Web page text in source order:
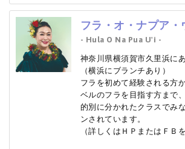
フラ・オ・ナプア・
- Hula O Na Pua U'i -
神奈川県横須賀市久里浜に
（横浜にブランチあり）
フラを初めて経験される方
ベルのフラを目指す方まで
的別に分かれたクラスでみ
ンされています。
（詳しくはＨＰまたはＦＢ